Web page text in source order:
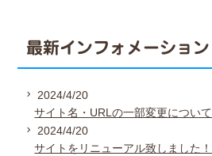
最新インフォメーション
2024/4/20
サイト名・URLの一部変更について
2024/4/20
サイトをリニューアル致しました！